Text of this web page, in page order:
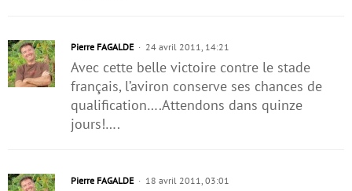
Pierre FAGALDE 24 avril 2011, 14:21
Avec cette belle victoire contre le stade
français, l’aviron conserve ses chances de
qualification….Attendons dans quinze
jours!….
Pierre FAGALDE 18 avril 2011, 03:01